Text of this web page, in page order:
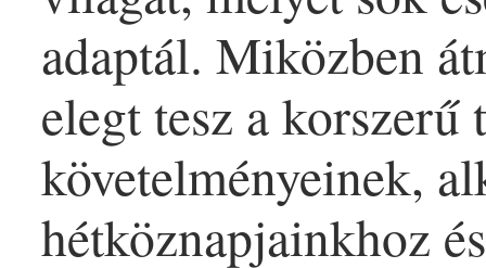
adaptál. Miközben
elegt tesz a korszerű
követelményeinek,
hétköznapjainkhoz